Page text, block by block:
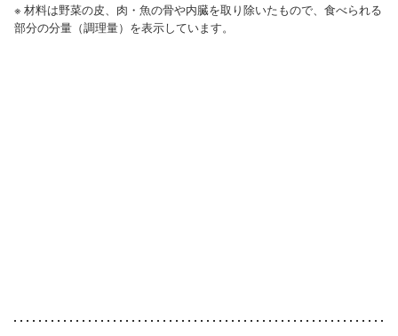
※ 材料は野菜の皮、肉・魚の骨や内臓を取り除いたもので、食べられる
部分の分量（調理量）を表示しています。